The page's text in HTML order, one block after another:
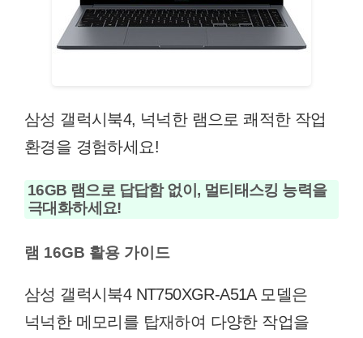
삼성 갤럭시북4, 넉넉한 램으로 쾌적한 작업
환경을 경험하세요!
16GB 램으로 답답함 없이, 멀티태스킹 능력을
극대화하세요!
램 16GB 활용 가이드
삼성 갤럭시북4 NT750XGR-A51A 모델은
넉넉한 메모리를 탑재하여 다양한 작업을